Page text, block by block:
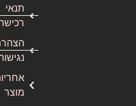
תנאי
מוצר